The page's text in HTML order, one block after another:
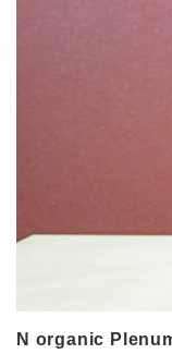
N organic